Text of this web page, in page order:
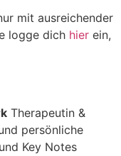
mit ausreichender
logge dich hier ein,
Therapeutin &
persönliche
Key Notes